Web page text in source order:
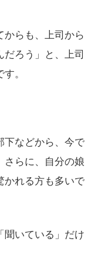
からも、上司から
ろう」と、上司
。
下などから、今で
さらに、自分の娘
かれる方も多いで
聞いている」だけ